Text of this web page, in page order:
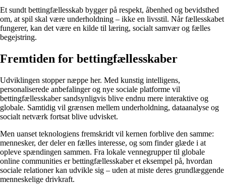
Et sundt bettingfællesskab bygger på respekt, åbenhed og bevidsthed
om, at spil skal være underholdning – ikke en livsstil. Når fællesskabet
fungerer, kan det være en kilde til læring, socialt samvær og fælles
begejstring.
Fremtiden for bettingfællesskaber
Udviklingen stopper næppe her. Med kunstig intelligens,
personaliserede anbefalinger og nye sociale platforme vil
bettingfællesskaber sandsynligvis blive endnu mere interaktive og
globale. Samtidig vil grænsen mellem underholdning, dataanalyse og
socialt netværk fortsat blive udvisket.
Men uanset teknologiens fremskridt vil kernen forblive den samme:
mennesker, der deler en fælles interesse, og som finder glæde i at
opleve spændingen sammen. Fra lokale vennegrupper til globale
online communities er bettingfællesskaber et eksempel på, hvordan
sociale relationer kan udvikle sig – uden at miste deres grundlæggende
menneskelige drivkraft.